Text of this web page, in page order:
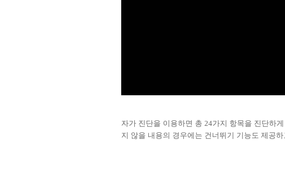
자가 진단을 이용하면 총 24가지 항목을 진단하
지 않을 내용의 경우에는 건너뛰기 기능도 제공